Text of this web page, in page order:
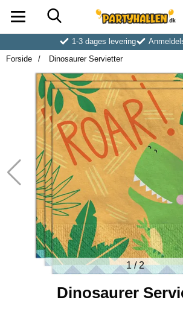
Startside for
1-3 dages levering
Forside
Dinosaurer Servietter
1/2
Dinosaurer